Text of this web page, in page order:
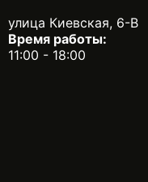
улица Киевская, 6-В
Время работы:
11:00 - 18:00